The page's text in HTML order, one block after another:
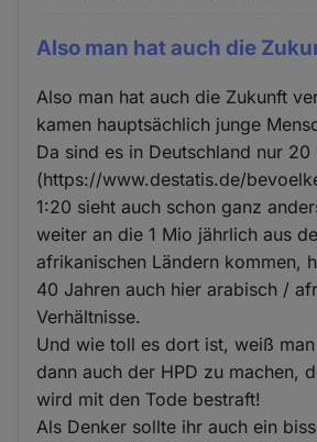
Also man hat auch die
Also man hat auch die Zukunft
kamen hauptsächlich junge
Da sind es in Deutschland nur 20
(https://www.destatis.de/
1:20 sieht auch schon ganz
weiter an die 1 Mio jährlich aus
afrikanischen Ländern kommen,
40 Jahren auch hier arabisch /
Verhältnisse.
Und wie toll es dort ist, weiß
dann auch der HPD zu machen,
wird mit den Tode bestraft!
Als Denker sollte ihr auch ein